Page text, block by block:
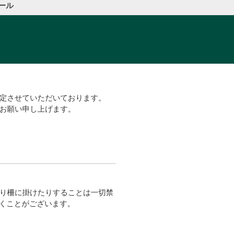
ル
せていただいております。
願い申し上げます。
柵に掛けたりすることは一切禁
とがございます。